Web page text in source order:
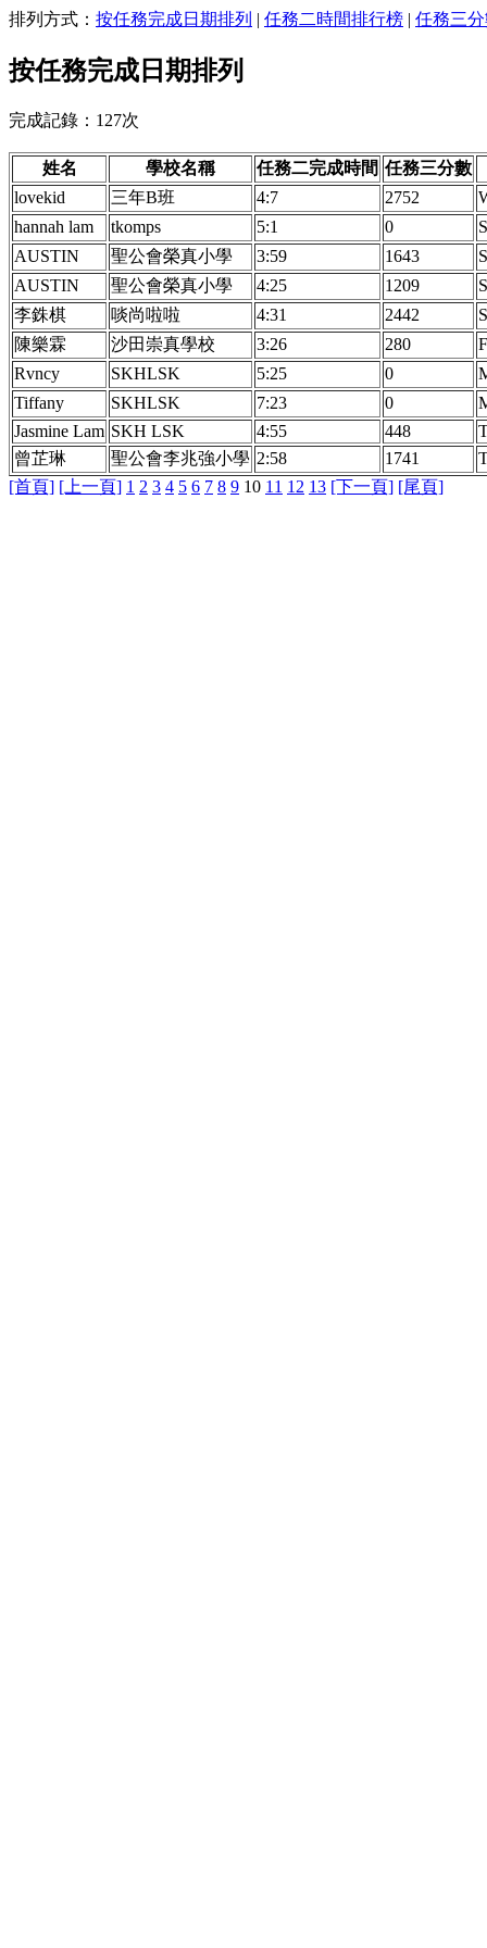
排列方式： 按任務完成日期排列 | 任務二時間排行榜 | 任務三
按任務完成日期排列
完成記錄：127次
姓名 學校名稱 任務二完成時間 任務三分數
lovekid
三年B班 4:7 2752
hannah lam
tkomps 5:1 0
AUSTIN
聖公會榮真小學 3:59 1643
AUSTIN
聖公會榮真小學 4:25 1209
李銖棋
啖尚啦啦 4:31 2442
陳樂霖
沙田崇真學校 3:26 280
Rvncy
SKHLSK 5:25 0
Tiffany
SKHLSK 7:23 0
Jasmine Lam SKH LSK 4:55 448
曾芷琳
聖公會李兆強小學 2:58 1741
[首頁] [上一頁] 1 2 3 4 5 6 7 8 9 10 11 12 13 [下一頁] [尾頁]